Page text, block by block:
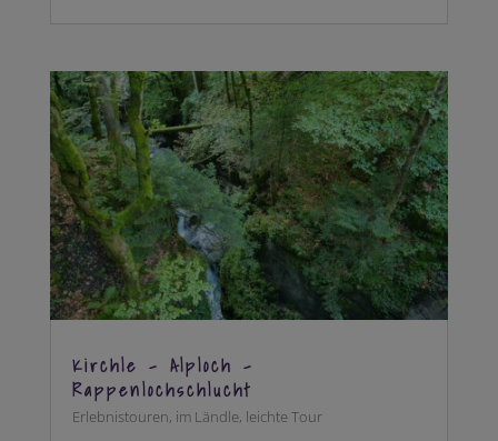
Kirchle – Alploch –
Rappenlochschlucht
Erlebnistouren, im Ländle, leichte Tour